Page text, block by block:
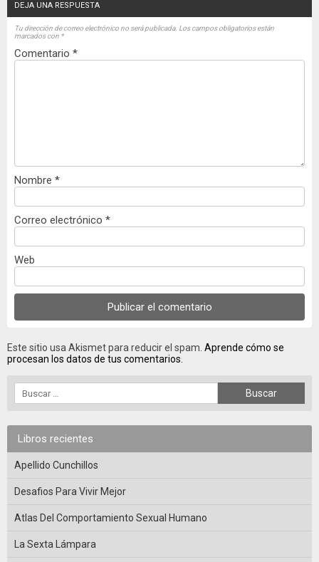
DEJA UNA RESPUESTA
Tu dirección de correo electrónico no será publicada. Los campos obligatorios están
marcados con *
Comentario *
Nombre *
Correo electrónico *
Web
Este sitio usa Akismet para reducir el spam. Aprende cómo se
procesan los datos de tus comentarios.
Libros recientes
Apellido Cunchillos
Desafios Para Vivir Mejor
Atlas Del Comportamiento Sexual Humano
La Sexta Lámpara